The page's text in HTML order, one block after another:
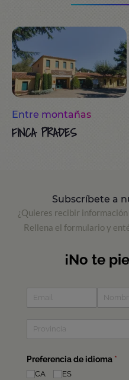
Entre montañas
FINCA PRADES
Subscríbete a
¿Quieres recibir
Rellena el formulario y